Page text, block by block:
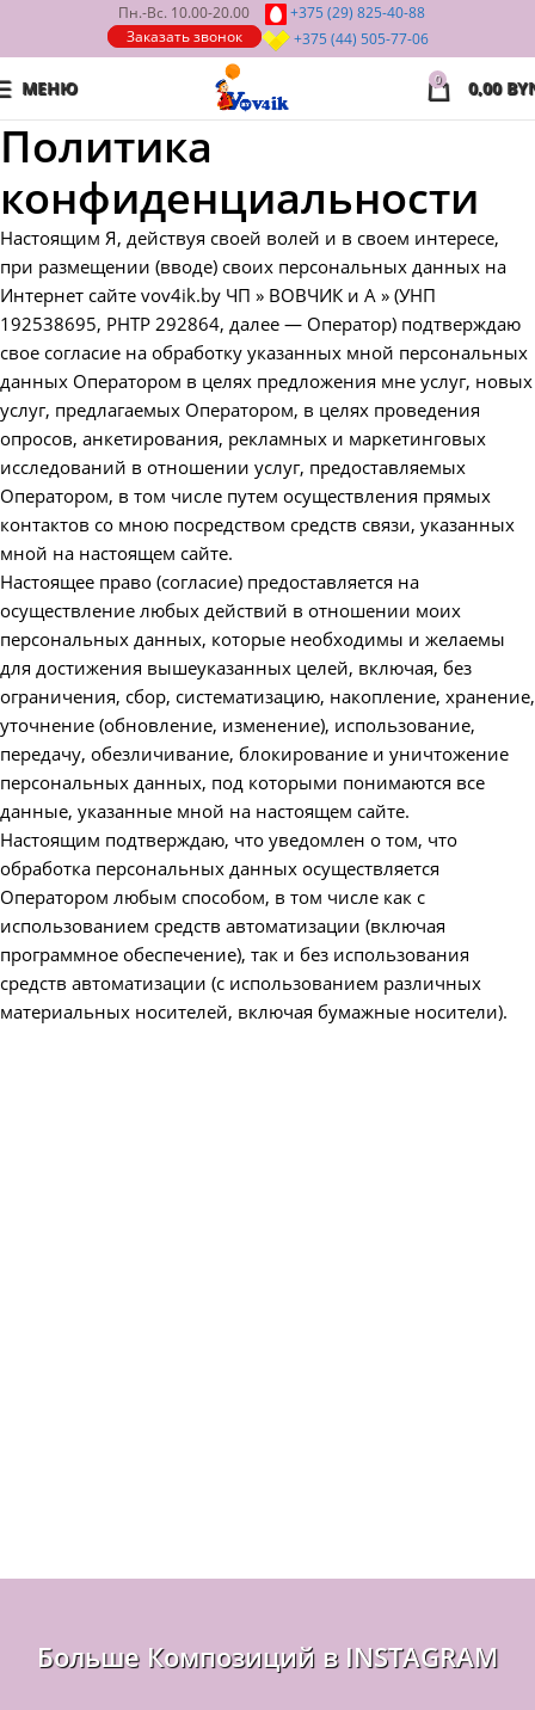
Пн.-Вс. 10.00-20.00
Заказать звонок
+375 (29) 825-40-88
+375 (44) 505-77-06
МЕНЮ 0 0,00
Политика
конфиденциальности
Настоящим Я, действуя своей волей и в своем интересе,
при размещении (вводе) своих персональных данных на
Интернет сайте vov4ik.by ЧП » ВОВЧИК и А » (УНП
192538695, РНТР 292864, далее — Оператор) подтверждаю
свое согласие на обработку указанных мной персональных
данных Оператором в целях предложения мне услуг, новых
услуг, предлагаемых Оператором, в целях проведения
опросов, анкетирования, рекламных и маркетинговых
исследований в отношении услуг, предоставляемых
Оператором, в том числе путем осуществления прямых
контактов со мною посредством средств связи, указанных
мной на настоящем сайте.
Настоящее право (согласие) предоставляется на
осуществление любых действий в отношении моих
персональных данных, которые необходимы и желаемы
для достижения вышеуказанных целей, включая, без
ограничения, сбор, систематизацию, накопление, хранение,
уточнение (обновление, изменение), использование,
передачу, обезличивание, блокирование и уничтожение
персональных данных, под которыми понимаются все
данные, указанные мной на настоящем сайте.
Настоящим подтверждаю, что уведомлен о том, что
обработка персональных данных осуществляется
Оператором любым способом, в том числе как с
использованием средств автоматизации (включая
программное обеспечение), так и без использования
средств автоматизации (с использованием различных
материальных носителей, включая бумажные носители).
Больше Композиций в INSTAGRAM